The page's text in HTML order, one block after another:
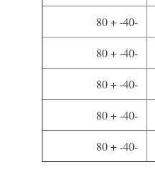
-40- + 80
-40- + 80
-40- + 80
-40- + 80
-40- + 80